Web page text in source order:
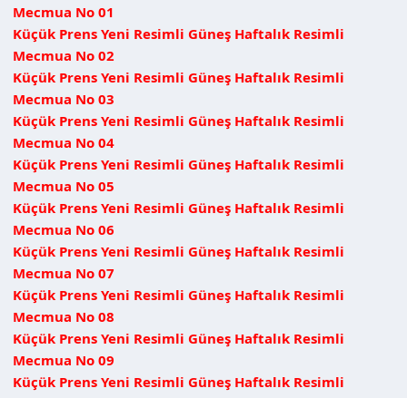
Mecmua No 01
Küçük Prens Yeni Resimli Güneş Haftalık Resimli
Mecmua No 02
Küçük Prens Yeni Resimli Güneş Haftalık Resimli
Mecmua No 03
Küçük Prens Yeni Resimli Güneş Haftalık Resimli
Mecmua No 04
Küçük Prens Yeni Resimli Güneş Haftalık Resimli
Mecmua No 05
Küçük Prens Yeni Resimli Güneş Haftalık Resimli
Mecmua No 06
Küçük Prens Yeni Resimli Güneş Haftalık Resimli
Mecmua No 07
Küçük Prens Yeni Resimli Güneş Haftalık Resimli
Mecmua No 08
Küçük Prens Yeni Resimli Güneş Haftalık Resimli
Mecmua No 09
Küçük Prens Yeni Resimli Güneş Haftalık Resimli